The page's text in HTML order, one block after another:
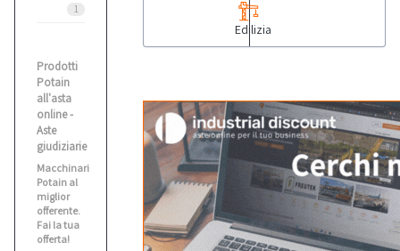
Bitelli
10
Bmw
1
Prodotti
Potain
all'asta
online -
Aste
giudiziarie
Macchinari
Potain al
miglior
offerente.
Fai la tua
offerta!
Edilizia